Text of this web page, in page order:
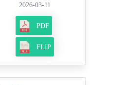
2026-03-11
PDF
FLIP